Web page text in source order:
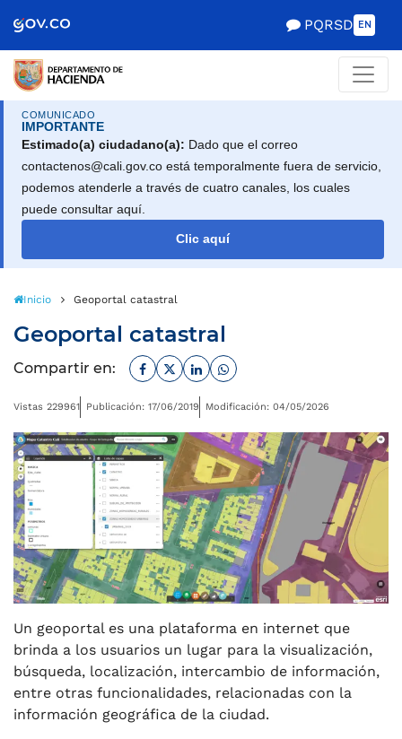
de Gobierno
PQRSD EN
COMUNICADO
IMPORTANTE
Estimado(a) ciudadano(a): Dado que el correo
contactenos@cali.gov.co está temporalmente fuera de servicio,
podemos atenderle a través de cuatro canales, los cuales
puede consultar aquí.
Clic aquí
Inicio Geoportal catastral
Geoportal catastral
Compartir en: Facebook
TwitterLinkedinWhatsapp
Vistas 229961 Publicación: 17/06/2019 Modificación: 04/05/2026
Un geoportal es una plataforma en internet que
brinda a los usuarios un lugar para la visualización,
búsqueda, localización, intercambio de información,
entre otras funcionalidades, relacionadas con la
información geográfica de la ciudad.